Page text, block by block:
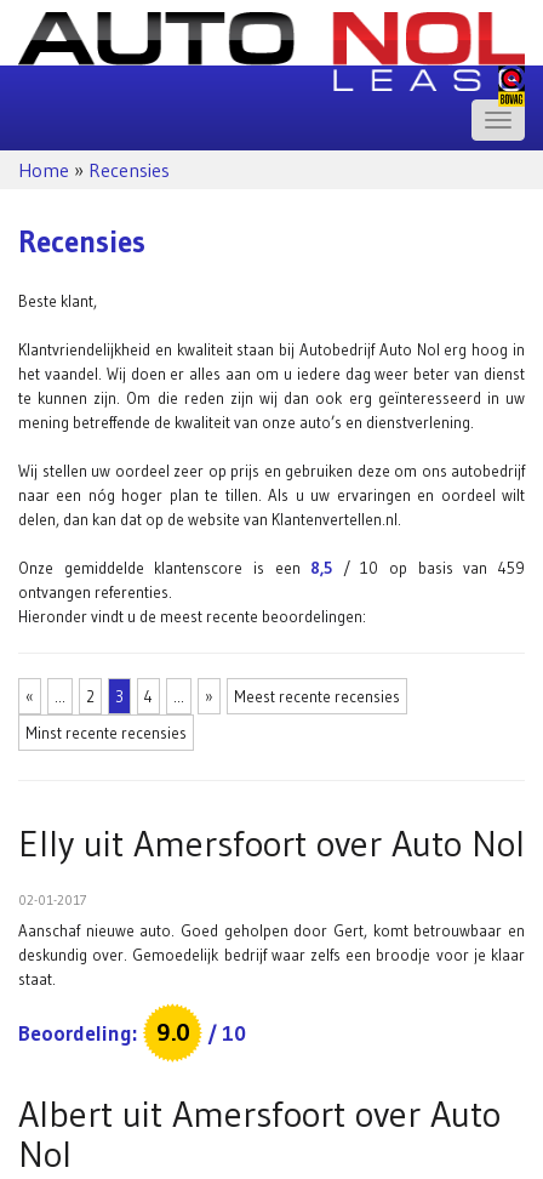
Toggle
Home » Recensies
Recensies
Beste klant,
Klantvriendelijkheid en kwaliteit staan bij Autobedrijf Auto Nol erg hoog in
het vaandel. Wij doen er alles aan om u iedere dag weer beter van dienst
te kunnen zijn. Om die reden zijn wij dan ook erg geïnteresseerd in uw
mening betreffende de kwaliteit van onze auto’s en dienstverlening.
Wij stellen uw oordeel zeer op prijs en gebruiken deze om ons autobedrijf
naar een nóg hoger plan te tillen. Als u uw ervaringen en oordeel wilt
delen, dan kan dat op de website van Klantenvertellen.nl.
Onze gemiddelde klantenscore is een 8,5 /10 op basis van459
ontvangen referenties.
Hieronder vindt u de meest recente beoordelingen:
« 2 3 4 »
Meest recente recensies
Minst recente recensies
Elly uit Amersfoort over Auto Nol
02-01-2017
Aanschaf nieuwe auto. Goed geholpen door Gert, komt betrouwbaar en
deskundig over. Gemoedelijk bedrijf waar zelfs een broodje voor je klaar
staat.
Beoordeling: 9.0 / 10
Albert uit Amersfoort over Auto
Nol